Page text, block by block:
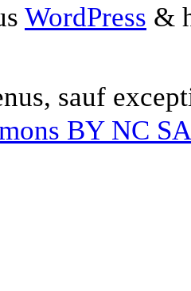
WordPress &
sauf
BY NC SA